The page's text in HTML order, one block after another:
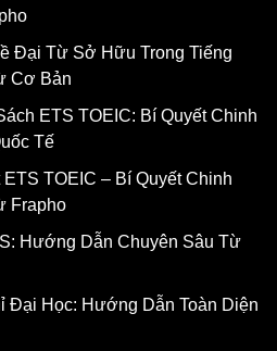
Đại Từ Sở Hữu Trong Tiếng
Cơ Bản
ETS TOEIC: Bí Quyết Chinh
Tế
TOEIC – Bí Quyết Chinh
Frapho
Hướng Dẫn Chuyên Sâu Từ
Đại Học: Hướng Dẫn Toàn Diện